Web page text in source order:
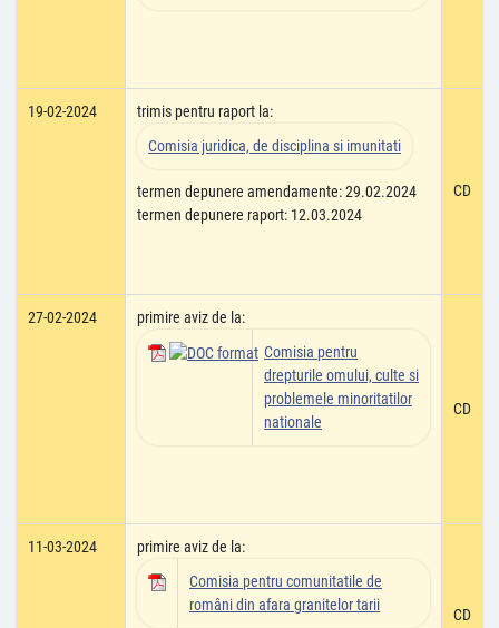
19-02-2024
trimis pentru raport la:
Comisia juridica, de disciplina si imunitati
termen depunere amendamente: 29.02.2024
termen depunere raport: 12.03.2024
CD
27-02-2024
primire aviz de la:
Comisia pentru
drepturile omului, culte si
problemele minoritatilor
nationale
CD
11-03-2024
primire aviz de la:
Comisia pentru comunitatile de
români din afara granitelor tarii
CD